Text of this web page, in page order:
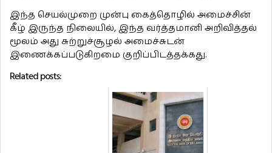
இந்த செயல்முறை முன்பு கைத்தொழில் அமைச்சின்
கீழ் இருந்த நிலையில், இந்த வர்த்தமானி அறிவித்தல்
மூலம் அது சுற்றுச்சூழல் அமைச்சுடன்
இணைக்கப்படுகிறமை குறிப்பிடத்தக்கது.
Related posts: